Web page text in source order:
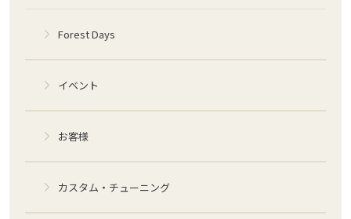
Forest Days
イベント
お客様
カスタム・チューニング